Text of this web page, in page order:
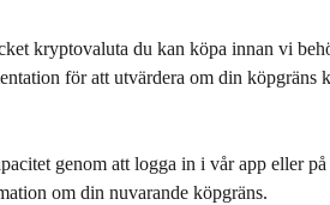
kryptovaluta du kan köpa innan vi
för att utvärdera om din köpgräns
genom att logga in i vår app eller
om din nuvarande köpgräns.